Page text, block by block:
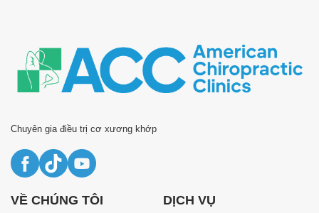
Chuyên gia điều trị cơ xương khớp
VỀ CHÚNG TÔI DỊCH VỤ